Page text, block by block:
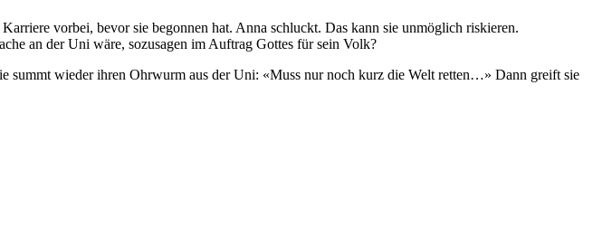
vorbei, bevor sie begonnen hat. Anna schluckt. Das kann sie unmöglich riskieren.
an der Uni wäre, sozusagen im Auftrag Gottes für sein Volk?
summt wieder ihren Ohrwurm aus der Uni: «Muss nur noch kurz die Welt retten…» Dann greift sie